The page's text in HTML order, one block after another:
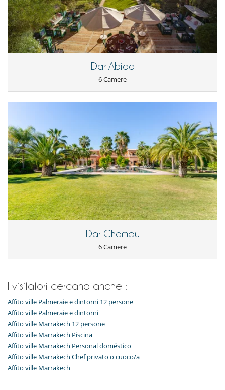
Dar Abiad
6 Camere
Dar Chamou
6 Camere
I visitatori cercano anche :
Affito ville Palmeraie e dintorni 12 persone
Affito ville Palmeraie e dintorni
Affito ville Marrakech 12 persone
Affito ville Marrakech Piscina
Affito ville Marrakech Personal doméstico
Affito ville Marrakech Chef privato o cuoco/a
Affito ville Marrakech